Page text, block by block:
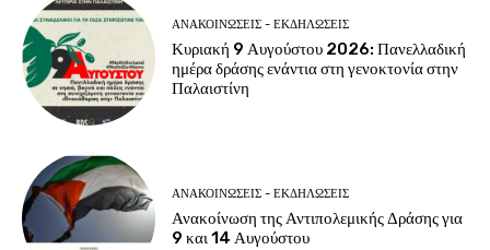
ΑΝΑΚΟΙΝΩΣΕΙΣ - ΕΚΔΗΛΩΣΕΙΣ
Κυριακή 9 Αυγούστου 2026: Πανελλαδική
ημέρα δράσης ενάντια στη γενοκτονία στην
Παλαιστίνη
ΑΝΑΚΟΙΝΩΣΕΙΣ - ΕΚΔΗΛΩΣΕΙΣ
Ανακοίνωση της Αντιπολεμικής Δράσης για
9 και 14 Αυγούστου